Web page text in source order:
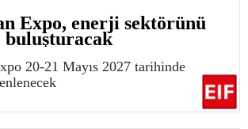
Expo, enerji sektörünü
buluşturacak
20-21 Mayıs 2027 tarihinde